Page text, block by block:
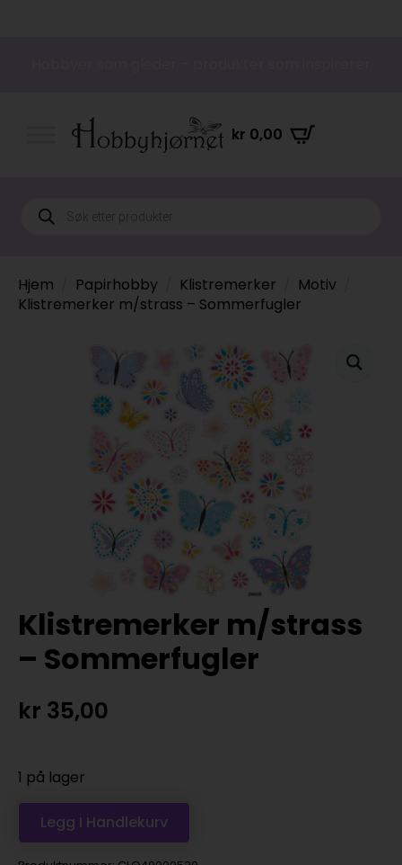
kr 0,00
Products
search
Hjem Papirhobby Klistremerker
Motiv
Klistremerker m/strass – Sommerfugler
Klistremerker m/strass
– Sommerfugler
kr 35,00
1 på lager
Legg I Handlekurv